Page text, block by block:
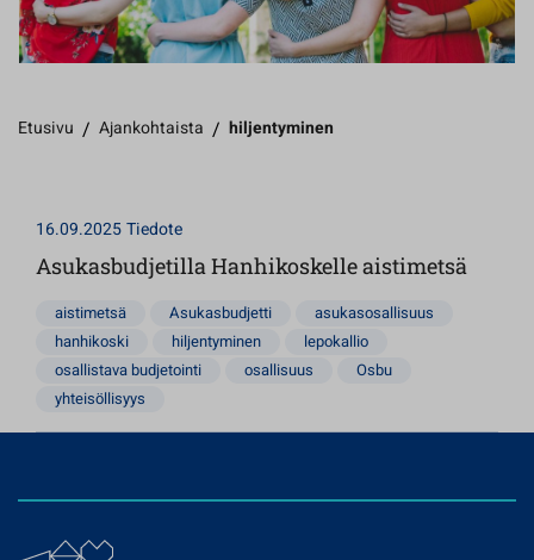
Etusivu / Ajankohtaista / hiljentyminen
16.09.2025Tiedote
Asukasbudjetilla Hanhikoskelle aistimetsä
aistimetsä Asukasbudjetti
asukasosallisuus
hanhikoski
hiljentyminen
lepokallio
osallistava budjetointi
osallisuus
Osbu
yhteisöllisyys